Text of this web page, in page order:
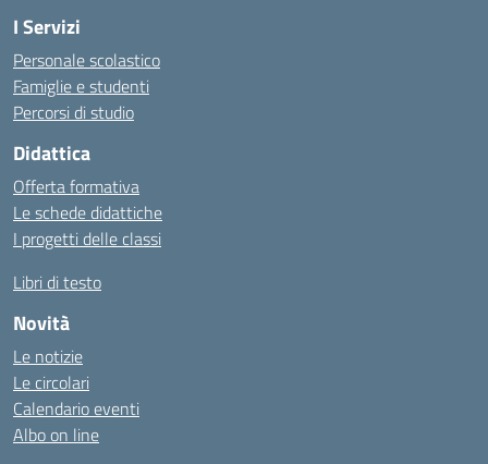
I Servizi
Personale scolastico
Famiglie e studenti
Percorsi di studio
Didattica
Offerta formativa
Le schede didattiche
I progetti delle classi
Libri di testo
Novità
Le notizie
Le circolari
Calendario eventi
Albo on line